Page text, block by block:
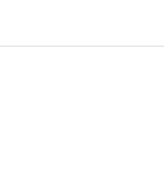
(Honda CR-Z 10-14)